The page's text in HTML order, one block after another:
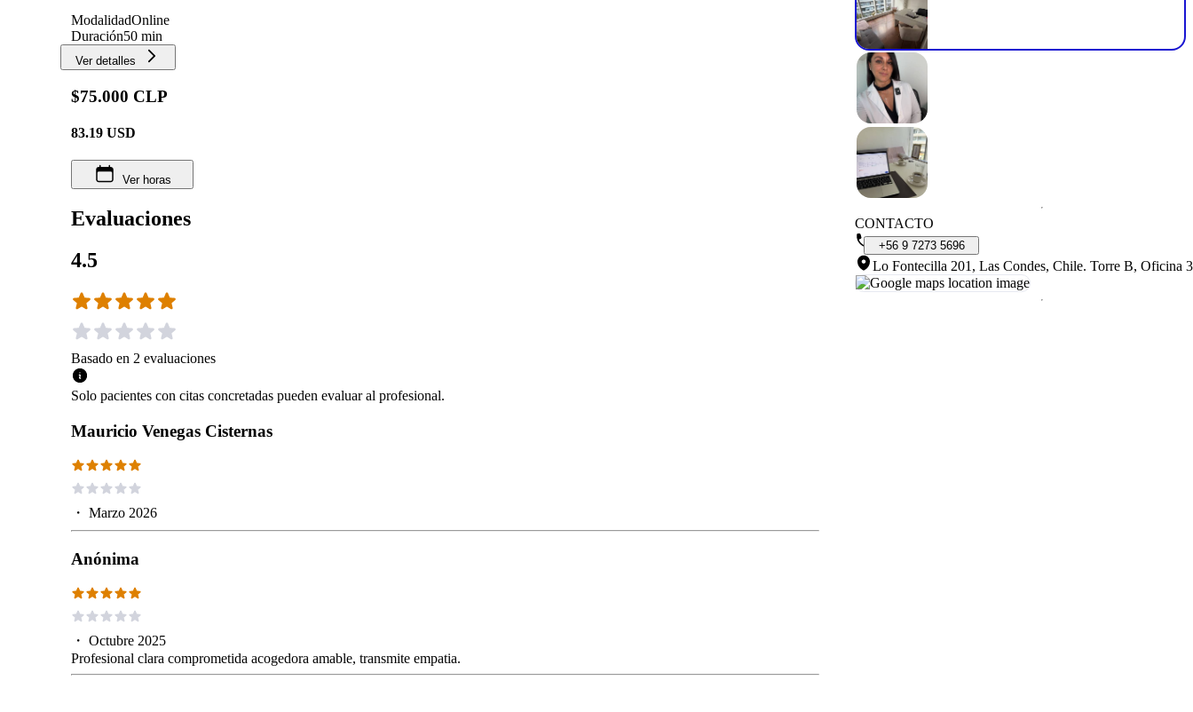
ModalidadOnline
Duración50 min
Ver detalles
$75.000 CLP
83.19 USD
Ver horas
Evaluaciones
4.5
Basado en 2 evaluaciones
Solo pacientes con citas concretadas pueden evaluar al profesional.
Mauricio Venegas Cisternas
・ Marzo 2026
Anónima
・ Octubre 2025
Profesional clara comprometida acogedora amable, transmite empatia.
CONTACTO
+56 9 7273 5696
Lo Fontecilla 201, Las Condes, Chile. Torre B, Oficina